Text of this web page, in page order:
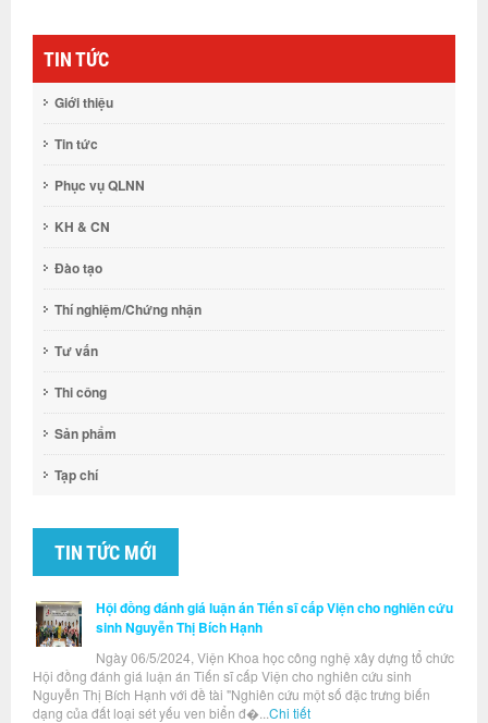
TIN TỨC
Giới thiệu
Tin tức
Phục vụ QLNN
KH & CN
Đào tạo
Thí nghiệm/Chứng nhận
Tư vấn
Thi công
Sản phẩm
Tạp chí
TIN TỨC MỚI
Hội đồng đánh giá luận án Tiến sĩ cấp Viện cho nghiên cứu
sinh Nguyễn Thị Bích Hạnh
Ngày 06/5/2024, Viện Khoa học công nghệ xây dựng tổ chức
Hội đồng đánh giá luận án Tiến sĩ cấp Viện cho nghiên cứu sinh
Nguyễn Thị Bích Hạnh với đề tài "Nghiên cứu một số đặc trưng biến
dạng của đất loại sét yếu ven biển đ�... Chi tiết